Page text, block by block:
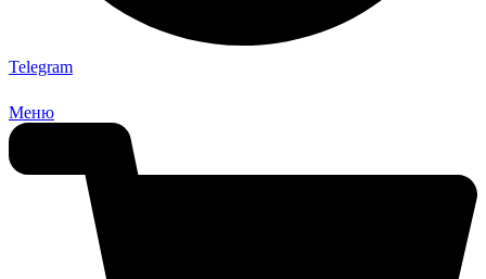
Telegram
Меню